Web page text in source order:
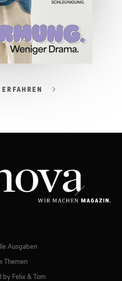
2026
BESTELLEN
Ausgaben
Themen
by Felix & Tom